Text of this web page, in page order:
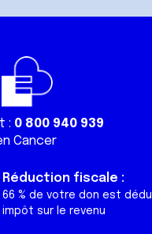
: 0 800 940 939
Cancer
Réduction fiscale :
66 % de votre don est
impôt sur le revenu